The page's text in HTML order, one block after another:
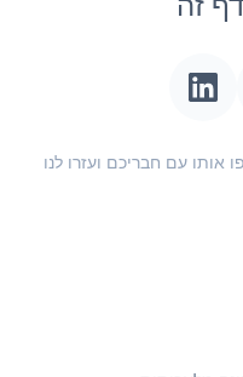
עם חבריכם ועזרו לנו